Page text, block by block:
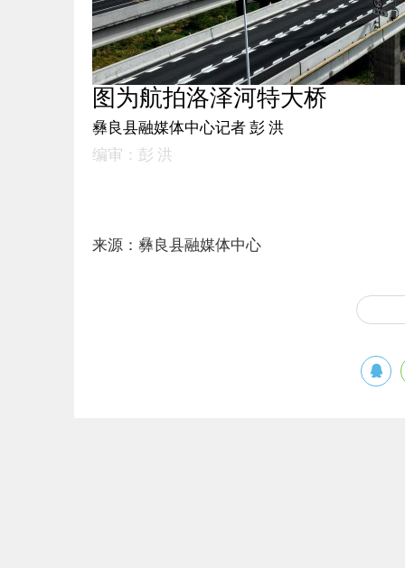
图为航拍洛泽河特大桥
彝良县融媒体中心记者 彭 洪
编审：彭 洪
来源：彝良县融媒体中心